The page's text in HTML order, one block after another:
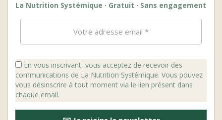
La Nutrition Systémique · Gratuit · Sans engagement
En vous inscrivant, vous acceptez de recevoir des
communications de La Nutrition Systémique. Vous pouvez
vous désinscrire à tout moment via le lien présent dans
chaque email.